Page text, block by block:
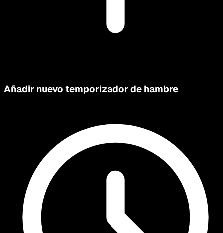
Añadir nuevo temporizador de hambre